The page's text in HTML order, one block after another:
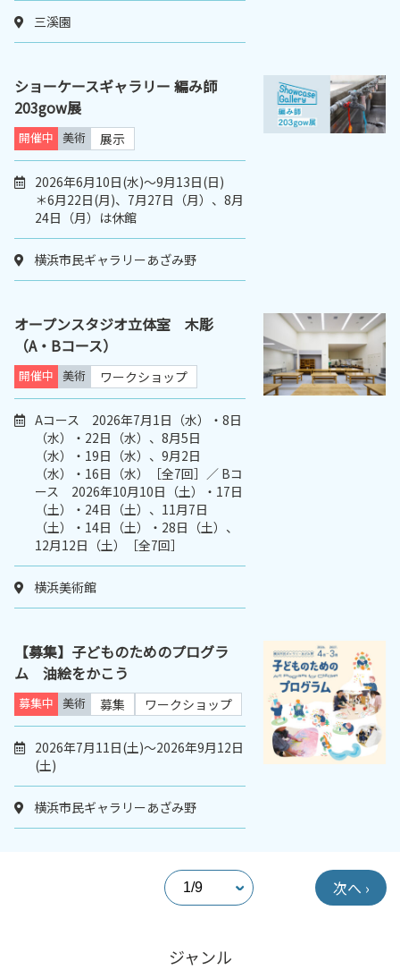
三溪園
ショーケースギャラリー 編み師
203gow展
開催中 美術 展示
2026年6月10日(水)～9月13日(日)
＊6月22日(月)、7月27日（月）、8月
24日（月）は休館
横浜市民ギャラリーあざみ野
オープンスタジオ立体室 木彫
（A・Bコース）
開催中 美術 ワークショップ
Aコース 2026年7月1日（水）・8日
（水）・22日（水）、8月5日
（水）・19日（水）、9月2日
（水）・16日（水）［全7回］／ Bコ
ース 2026年10月10日（土）・17日
（土）・24日（土）、11月7日
（土）・14日（土）・28日（土）、
12月12日（土）［全7回］
横浜美術館
【募集】子どものためのプログラ
ム 油絵をかこう
募集中 美術 募集 ワークショップ
2026年7月11日(土)～2026年9月12日
(土)
横浜市民ギャラリーあざみ野
次へ ›
ジャンル